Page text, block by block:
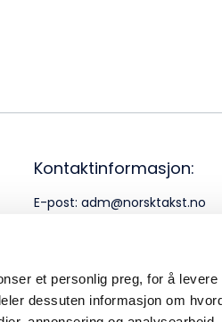
et personlig preg, for å levere
dessuten informasjon om
Kontaktinformasjon:
E-post: adm@norsktakst.no